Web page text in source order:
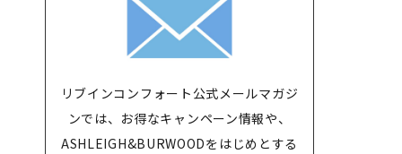
リブインコンフォート公式メールマガジ
ンでは、お得なキャンペーン情報や、
ASHLEIGH&BURWOODをはじめとする